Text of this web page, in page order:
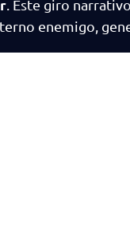
. Este giro
enemigo,